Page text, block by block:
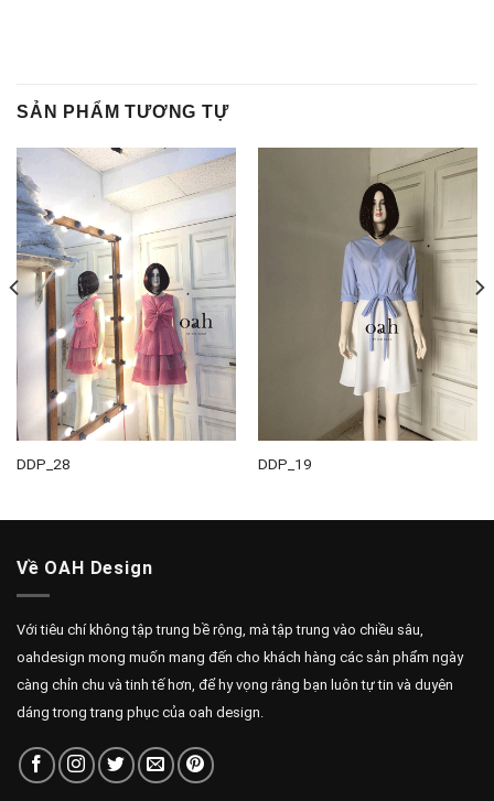
SẢN PHẨM TƯƠNG TỰ
DDP_28 DDP_19
Về OAH Design
Với tiêu chí không tập trung bề rộng, mà tập trung vào chiều sâu,
oahdesign mong muốn mang đến cho khách hàng các sản phẩm ngày
càng chỉn chu và tinh tế hơn, để hy vọng rằng bạn luôn tự tin và duyên
dáng trong trang phục của oah design.